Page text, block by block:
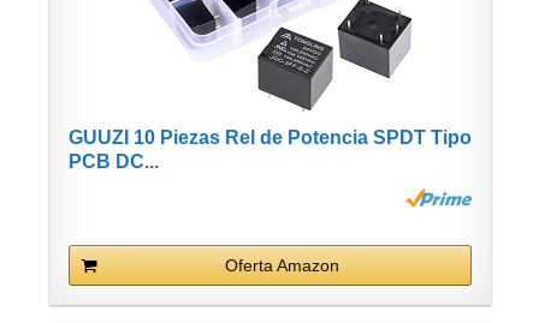
GUUZI 10 Piezas Rel de Potencia SPDT Tipo
PCB DC...
Oferta Amazon